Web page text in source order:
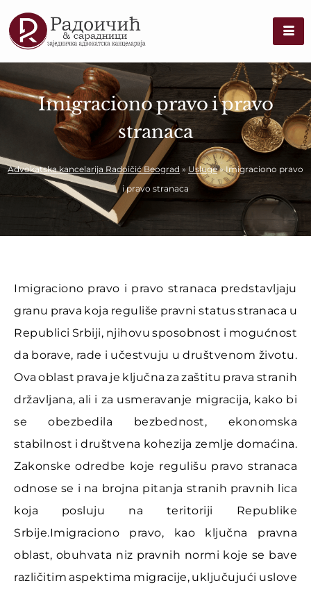
Imigraciono pravo i pravo
stranaca
Advokatska kancelarija Radoičić Beograd » Usluge»Imigraciono pravo
i pravo stranaca
Imigraciono pravo i pravo stranaca predstavljaju
granu prava koja reguliše pravni status stranaca u
Republici Srbiji, njihovu sposobnost i mogućnost
da borave, rade i učestvuju u društvenom životu.
Ova oblast prava je ključna za zaštitu prava stranih
državljana, ali i za usmeravanje migracija, kako bi
se obezbedila bezbednost, ekonomska
stabilnost i društvena kohezija zemlje domaćina.
Zakonske odredbe koje regulišu pravo stranaca
odnose se i na brojna pitanja stranih pravnih lica
koja posluju na teritoriji Republike
Srbije.Imigraciono pravo, kao ključna pravna
oblast, obuhvata niz pravnih normi koje se bave
različitim aspektima migracije, uključujući uslove